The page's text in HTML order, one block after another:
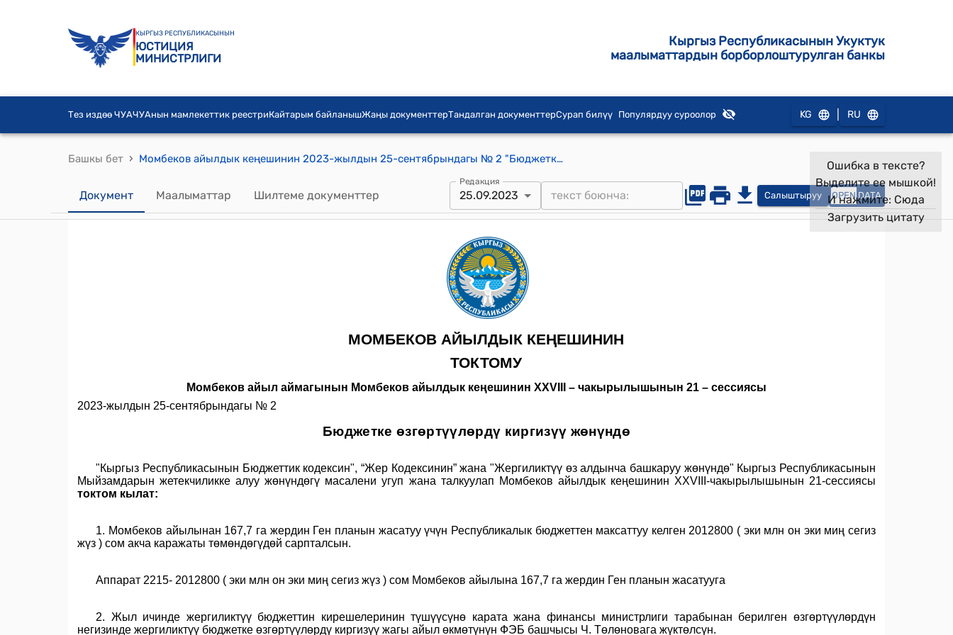
КЫРГЫЗ РЕСПУБЛИКАСЫНЫН
ЮСТИЦИЯ
МИНИСТРЛИГИ
Кыргыз Республикасынын Укуктук
маалыматтардын борборлоштурулган банкы
Тез издөө ЧУАЧУАнын мамлекеттик реестриКайтарым байланышЖаңы документтерТандалган документтерСурап билүү Популярдуу суроолор KG RU
Башкы бет › Момбеков айылдык кеңешинин 2023-жылдын 25-сентябрындагы № 2 "Бюджетке өзгөртүүлөрдү киргизүү жөнүндө" токтому
Документ Маалыматтар Шилтеме документтер
Редакция
25.09.2023 Салыштыруу OPEN DATA
Ошибка в тексте?
Выделите ее мышкой!
И нажмите: Сюда
Загрузить цитату